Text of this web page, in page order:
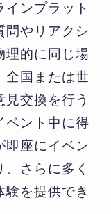
インプラット
問やリアクシ
理的に同じ場
全国または世
交換を行う
ベント中に得
即座にイベン
さらに多く
を提供でき